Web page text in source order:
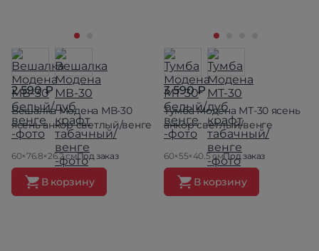
2 590 ₽
Вешалка Модена МВ-30
ясень анкор светлый/венге
60×76.8×26.2 смПод заказ
В корзину
3 590 ₽
Тумба Модена МТ-30 ясень
анкор светлый/венге
60×55×40.5 смПод заказ
В корзину